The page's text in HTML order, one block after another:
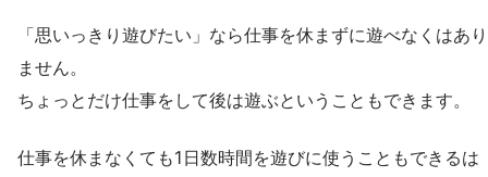
「思いっきり遊びたい」なら仕事を休まずに遊べなくはあり
ません。
ちょっとだけ仕事をして後は遊ぶということもできます。
仕事を休まなくても1日数時間を遊びに使うこともできるは